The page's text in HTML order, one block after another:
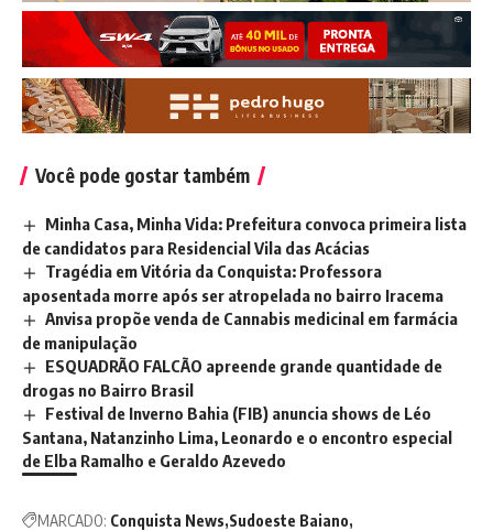
Você pode gostar também
Minha Casa, Minha Vida: Prefeitura convoca primeira lista
de candidatos para Residencial Vila das Acácias
Tragédia em Vitória da Conquista: Professora
aposentada morre após ser atropelada no bairro Iracema
Anvisa propõe venda de Cannabis medicinal em farmácia
de manipulação
ESQUADRÃO FALCÃO apreende grande quantidade de
drogas no Bairro Brasil
Festival de Inverno Bahia (FIB) anuncia shows de Léo
Santana, Natanzinho Lima, Leonardo e o encontro especial
de Elba Ramalho e Geraldo Azevedo
MARCADO: Conquista News Sudoeste Baiano